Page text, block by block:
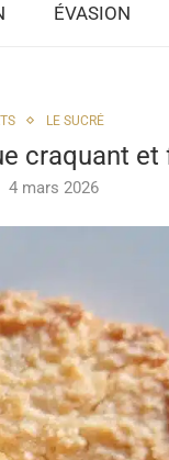
ÉVASION
LE SUCRÉ
craquant et
4 mars 2026